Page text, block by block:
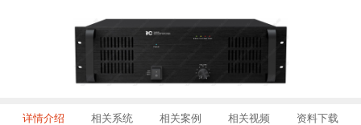
详情介绍 相关系统 相关案例 相关视频 资料下载